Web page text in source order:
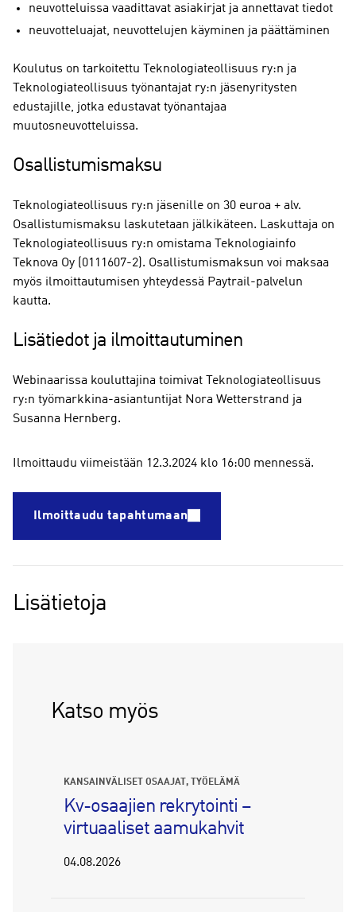
neuvotteluissa vaadittavat asiakirjat ja annettavat tiedot
neuvotteluajat, neuvottelujen käyminen ja päättäminen
Koulutus on tarkoitettu Teknologiateollisuus ry:n ja
Teknologiateollisuus työnantajat ry:n jäsenyritysten
edustajille, jotka edustavat työnantajaa
muutosneuvotteluissa.
Osallistumismaksu
Teknologiateollisuus ry:n jäsenille on 30 euroa + alv.
Osallistumismaksu laskutetaan jälkikäteen. Laskuttaja on
Teknologiateollisuus ry:n omistama Teknologiainfo
Teknova Oy (0111607-2). Osallistumismaksun voi maksaa
myös ilmoittautumisen yhteydessä Paytrail-palvelun
kautta.
Lisätiedot ja ilmoittautuminen
Webinaarissa kouluttajina toimivat Teknologiateollisuus
ry:n työmarkkina-asiantuntijat Nora Wetterstrand ja
Susanna Hernberg.
Ilmoittaudu viimeistään 12.3.2024 klo 16:00 mennessä.
Ilmoittaudu tapahtumaan
Lisätietoja
Katso myös
KANSAINVÄLISET OSAAJAT TYÖELÄMÄ
Kv-osaajien rekrytointi –
virtuaaliset aamukahvit
04.08.2026